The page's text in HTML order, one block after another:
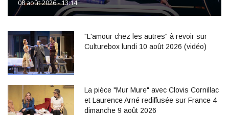
08 août 2026 - 13:14
"L'amour chez les autres" à revoir sur
Culturebox lundi 10 août 2026 (vidéo)
La pièce "Mur Mure" avec Clovis Cornillac
et Laurence Arné rediffusée sur France 4
dimanche 9 août 2026